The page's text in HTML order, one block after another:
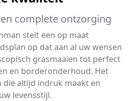
complete ontzorging
stelt een op maat
op dat aan al uw wensen
grasmaaien tot perfect
en borderonderhoud. Het
die altijd indruk maakt en
levensstijl.